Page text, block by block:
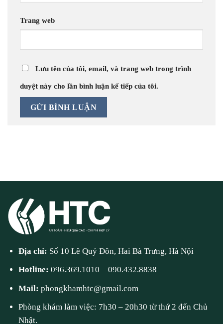
Trang web
Lưu tên của tôi, email, và trang web trong trình
duyệt này cho lần bình luận kế tiếp của tôi.
Địa chỉ: Số 10 Lê Quý Đôn, Hai Bà Trưng, Hà Nội
Hotline:096.369.1010 –090.432.8838
Mail:phongkhamhtc@gmail.com
Phòng khám làm việc: 7h30 – 20h30 từ thứ 2 đến Chủ
Nhật.